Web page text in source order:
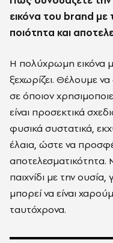
εικόνα του brand με
ποιότητα και
Η πολύχρωμη εικόνα
ξεχωρίζει. Θέλουμε να
σε όποιον
είναι προσεκτικά
φυσικά συστατικά,
έλαια, ώστε να
αποτελεσματικότητα.
παιχνίδι με την
μπορεί να είναι
ταυτόχρονα.